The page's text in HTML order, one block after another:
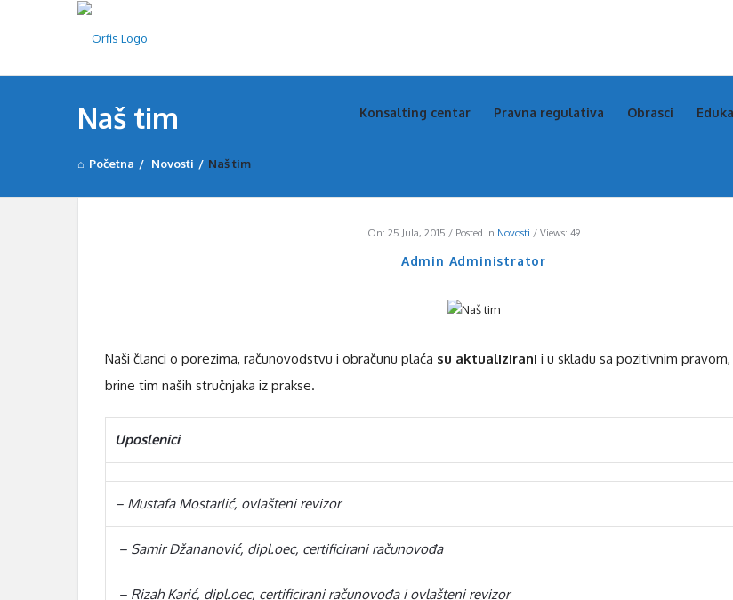
Navigation
Konsalting centar Pravna regulativa Obrasci
Naš tim
Početna / Novosti / Naš tim
On: 25 Jula, 2015 Posted in Novosti Views: 49
Admin Administrator
Naši članci o porezima, računovodstvu i obračunu plaća su aktualizirani i u skladu sa pozitivnim
brine tim naših stručnjaka iz prakse.
Uposlenici
– Mustafa Mostarlić, ovlašteni revizor
– Samir Džananović, dipl.oec, certificirani računovođa
– Rizah Karić, dipl.oec, certificirani računovođa i ovlašteni revizor